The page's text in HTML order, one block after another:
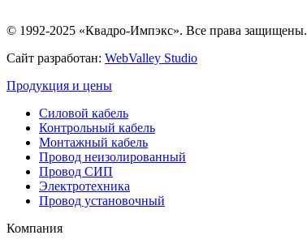
© 1992-2025 «Квадро-Импэкс». Все права защищены.
Сайт разработан: WebValley Studio
Продукция и цены
Силовой кабель
Контрольный кабель
Монтажный кабель
Провод неизолированный
Провод СИП
Электротехника
Провод установочный
Компания